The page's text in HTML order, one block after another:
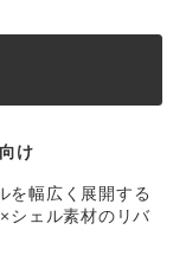
け
を幅広く展開する
シェル素材のリバ